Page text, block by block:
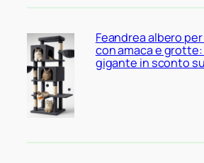
Feandrea albero
con amaca e
gigante in sconto